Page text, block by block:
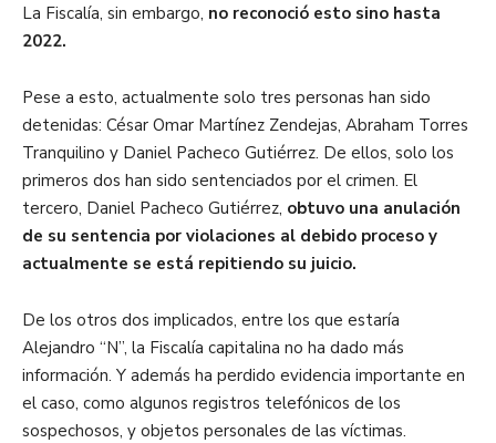
La Fiscalía, sin embargo, no reconoció esto sino hasta
2022.
Pese a esto, actualmente solo tres personas han sido
detenidas: César Omar Martínez Zendejas, Abraham Torres
Tranquilino y Daniel Pacheco Gutiérrez. De ellos, solo los
primeros dos han sido sentenciados por el crimen. El
tercero, Daniel Pacheco Gutiérrez, obtuvo una anulación
de su sentencia por violaciones al debido proceso y
actualmente se está repitiendo su juicio.
De los otros dos implicados, entre los que estaría
Alejandro “N”, la Fiscalía capitalina no ha dado más
información. Y además ha perdido evidencia importante en
el caso, como algunos registros telefónicos de los
sospechosos, y objetos personales de las víctimas.